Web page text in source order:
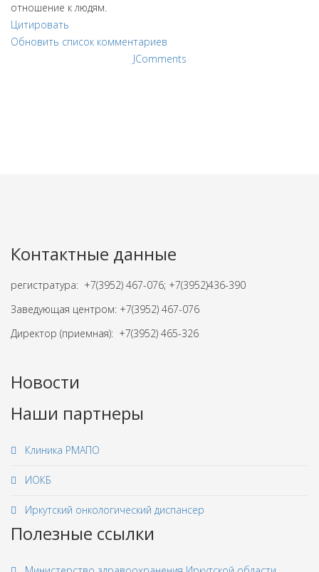
отношение к людям.
Цитировать
Обновить список комментариев
JComments
Контактные данные
регистратура: +7(3952) 467-076; +7(3952)436-390
Заведующая центром: +7(3952) 467-076
Директор (приемная): +7(3952) 465-326
Новости
Наши партнеры
Клиника РМАПО
ИОКБ
Иркутский онкологический диспансер
Полезные ссылки